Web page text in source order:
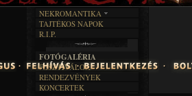
ÍRÁSTÖRTÉNET
SZÖVEGES
RENDEZVÉNYEK
NEKROMANTIKA
AKTUÁLIS
A MÚLT
TAJTÉKOS NAPOK
R.I.P.
FOTÓGALÉRIA
FESZTIVÁLOK
RENDEZVÉNYEK
KONCERTEK